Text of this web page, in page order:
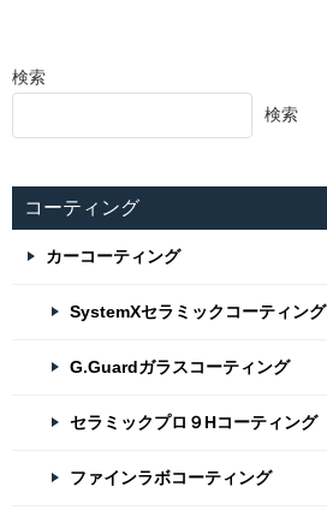
検索
検索
コーティング
カーコーティング
SystemXセラミックコーティング
G.Guardガラスコーティング
セラミックプロ９Hコーティング
ファインラボコーティング